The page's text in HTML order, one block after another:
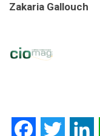
Zakaria Gallouch
FacebookTwitter